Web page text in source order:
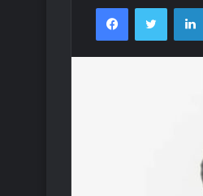
FacebookTwitter